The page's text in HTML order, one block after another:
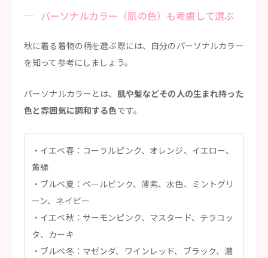
パーソナルカラー（肌の色）も考慮して選ぶ
秋に着る着物の柄を選ぶ際には、自分のパーソナルカラー
を知って参考にしましょう。
パーソナルカラーとは、 肌や髪などその人の生まれ持った
色と雰囲気に調和する色です。
イエベ春：コーラルピンク、オレンジ、イエロー、
黄緑
ブルベ夏：ペールピンク、薄紫、水色、ミントグリ
ーン、ネイビー
イエベ秋：サーモンピンク、マスタード、テラコッ
タ、カーキ
ブルベ冬：マゼンダ、ワインレッド、ブラック、濃